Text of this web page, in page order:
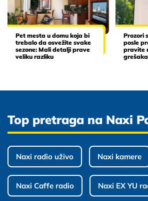
Pet mesta u domu koja bi
trebalo da osvežite svake
sezone: Mali detalji prave
veliku razliku
Prozori
posle
pravite
grešaka
Top pretraga na Naxi
Naxi radio uživo Naxi kamere
Naxi Caffe radio Naxi EX YU